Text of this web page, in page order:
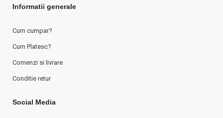
Informatii generale
Cum cumpar?
Cum Platesc?
Comenzi si livrare
Conditie retur
Social Media